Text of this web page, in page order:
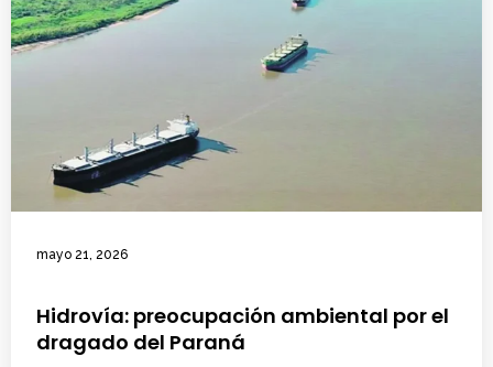
mayo 21, 2026
Hidrovía: preocupación ambiental por el
dragado del Paraná